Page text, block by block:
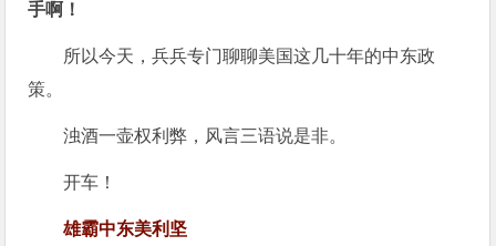
手啊！
所以今天，兵兵专门聊聊美国这几十年的中东政
策。
浊酒一壶权利弊，风言三语说是非。
开车！
雄霸中东美利坚